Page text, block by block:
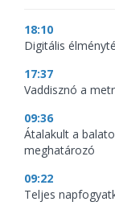
18:10
Digitális
17:37
Vaddisznó a
09:36
Átalakult a
meghatározó
09:22
Teljes